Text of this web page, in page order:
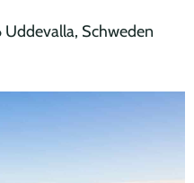
Uddevalla, Schweden